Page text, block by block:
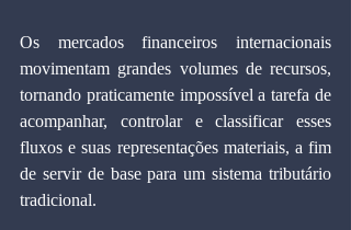
Os mercados financeiros internacionais
movimentam grandes volumes de recursos,
tornando praticamente impossível a tarefa de
acompanhar, controlar e classificar esses
fluxos e suas representações materiais, a fim
de servir de base para um sistema tributário
tradicional.